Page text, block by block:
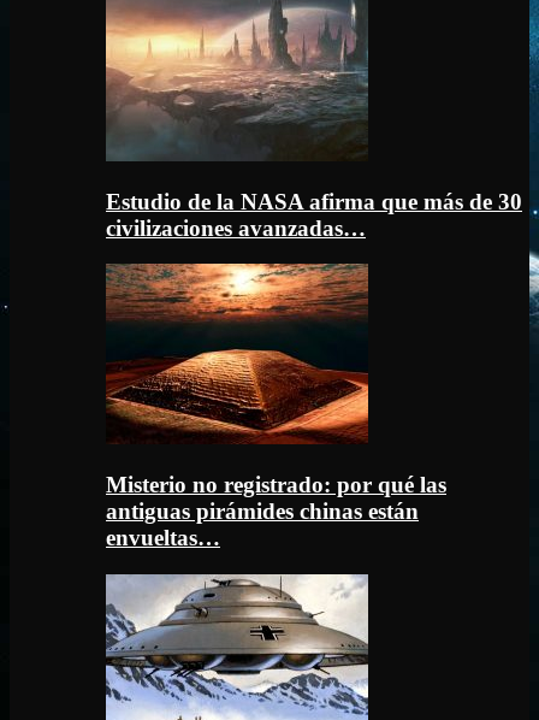
Estudio de la NASA afirma que más de 30
civilizaciones avanzadas…
Misterio no registrado: por qué las
antiguas pirámides chinas están
envueltas…